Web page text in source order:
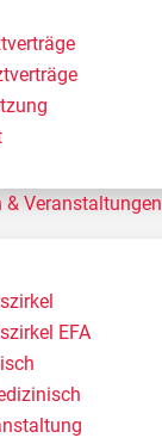
& Veranstaltungen
EFA